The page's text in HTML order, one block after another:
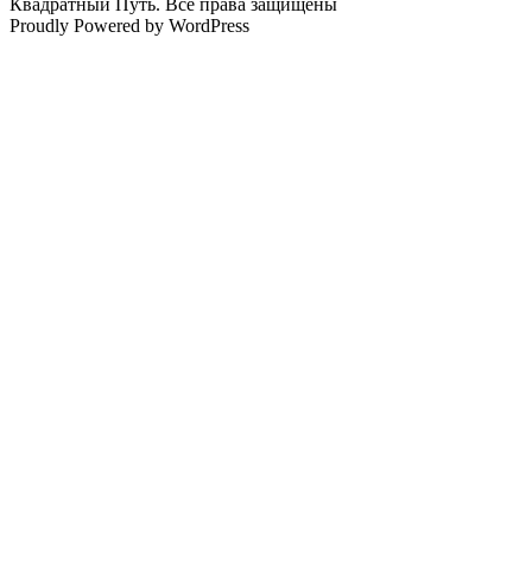
Квадратный Путь. Все права защищены
Proudly Powered by WordPress